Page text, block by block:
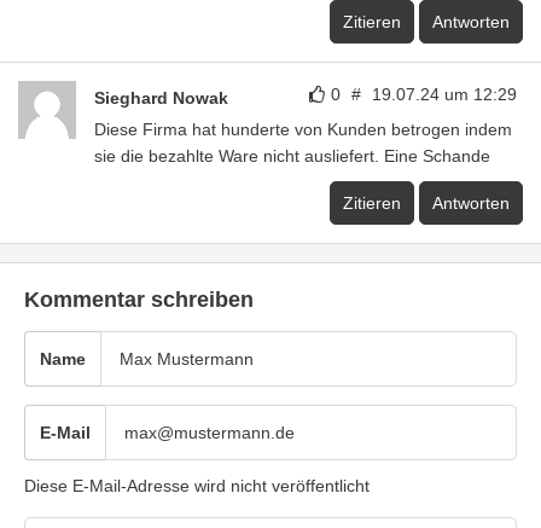
Zitieren Antworten
0 # 19.07.24 um 12:29
Sieghard Nowak
Diese Firma hat hunderte von Kunden betrogen indem
sie die bezahlte Ware nicht ausliefert. Eine Schande
Zitieren Antworten
Kommentar schreiben
Name
E-Mail
Diese E-Mail-Adresse wird nicht veröffentlicht